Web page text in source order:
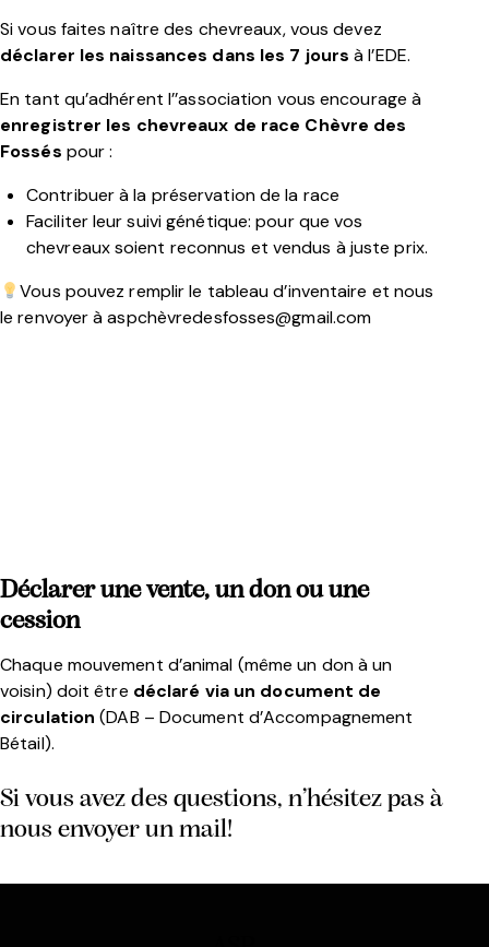
Si vous faites naître des chevreaux, vous devez
déclarer les naissances dans les 7 jours à l’EDE.
En tant qu’adhérent l’’association vous encourage à
enregistrer les chevreaux de race Chèvre des
Fossés pour :
Contribuer à la préservation de la race
Faciliter leur suivi génétique: pour que vos
chevreaux soient reconnus et vendus à juste prix.
Vous pouvez remplir le tableau d’inventaire et nous
le renvoyer à aspchèvredesfosses@gmail.com
Déclarer une vente, un don ou une
cession
Chaque mouvement d’animal (même un don à un
voisin) doit être déclaré via un document de
circulation (DAB – Document d’Accompagnement
Bétail).
Si vous avez des questions, n’hésitez pas à
nous envoyer un mail!